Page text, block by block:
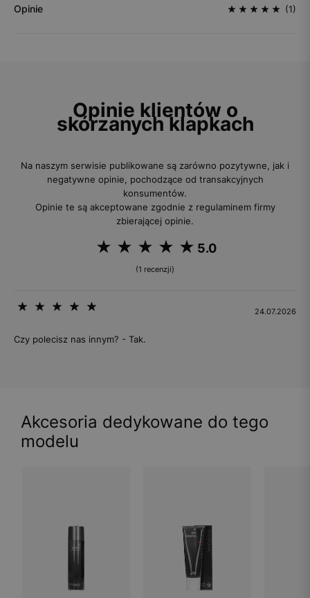
Opinie (1)
Opinie klientów o
skórzanych klapkach
Na naszym serwisie publikowane są zarówno pozytywne, jak i
negatywne opinie, pochodzące od transakcyjnych
konsumentów.
Opinie te są akceptowane zgodnie z regulaminem firmy
zbierającej opinie.
5.0
(1 recenzji)
24.07.2026
Czy polecisz nas innym? - Tak.
Akcesoria dedykowane do tego
modelu